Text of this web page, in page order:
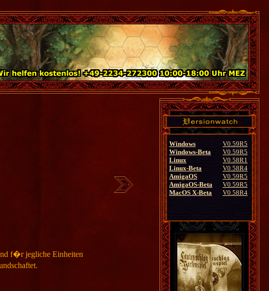
f�r jegliche Einheiten
Windows
V0.59R5
Windows-Beta
V0.59R5
Linux
V0.58R1
Linux-Beta
V0.58R4
AmigaOS
V0.59R5
AmigaOS-Beta
V0.59R5
MacOS X-Beta
V0.58R4